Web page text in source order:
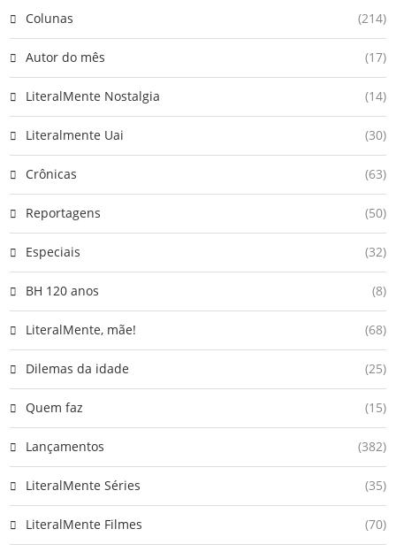
Colunas (214)
Autor do mês (17)
LiteralMente Nostalgia (14)
Literalmente Uai (30)
Crônicas (63)
Reportagens (50)
Especiais (32)
BH 120 anos (8)
LiteralMente, mãe! (68)
Dilemas da idade (25)
Quem faz (15)
Lançamentos (382)
LiteralMente Séries (35)
LiteralMente Filmes (70)